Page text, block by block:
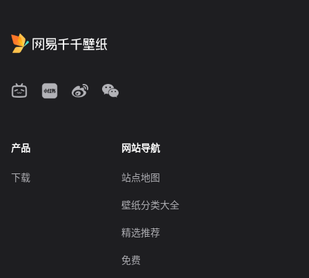
产品
下载
网站导航
站点地图
壁纸分类大全
精选推荐
免费